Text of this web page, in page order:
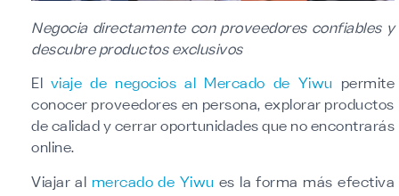
Negocia directamente con proveedores confiables y
descubre productos exclusivos
El viaje de negocios al Mercado de Yiwu
permite
conocer proveedores en persona, explorar productos
de calidad y cerrar oportunidades que no encontrarás
online.
Viajar al mercado de Yiwu es la forma más efectiva